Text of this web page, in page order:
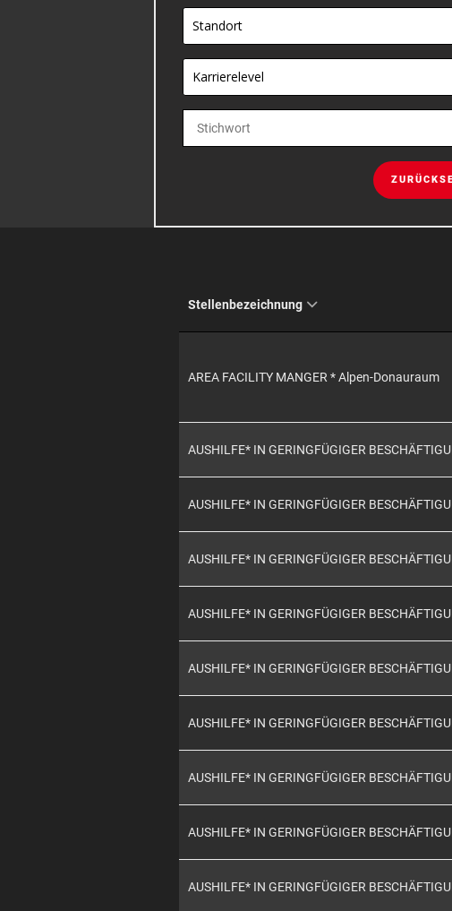
Standort
Karrierelevel
Stellenbezeichnung
AREA FACILITY MANGER * Alpen-Donauraum
AUSHILFE* IN GERINGFÜGIGER
AUSHILFE* IN GERINGFÜGIGER
AUSHILFE* IN GERINGFÜGIGER
AUSHILFE* IN GERINGFÜGIGER
AUSHILFE* IN GERINGFÜGIGER
AUSHILFE* IN GERINGFÜGIGER
AUSHILFE* IN GERINGFÜGIGER
AUSHILFE* IN GERINGFÜGIGER
AUSHILFE* IN GERINGFÜGIGER